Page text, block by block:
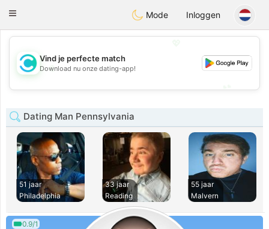
olombiaCitas
Toggle
Mode Inloggen
💖
💕
Vind je perfecte match
Download nu onze dating-app!
Dating Man Pennsylvania
51 jaar
Philadelphia
33 jaar
Reading
55 jaar
Malvern
0.9/1